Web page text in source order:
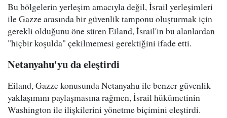
Bu bölgelerin yerleşim amacıyla değil, İsrail yerleşimleri
ile Gazze arasında bir güvenlik tamponu oluşturmak için
gerekli olduğunu öne süren Eiland, İsrail'in bu alanlardan
"hiçbir koşulda" çekilmemesi gerektiğini ifade etti.
Netanyahu'yu da eleştirdi
Eiland, Gazze konusunda Netanyahu ile benzer güvenlik
yaklaşımını paylaşmasına rağmen, İsrail hükümetinin
Washington ile ilişkilerini yönetme biçimini eleştirdi.